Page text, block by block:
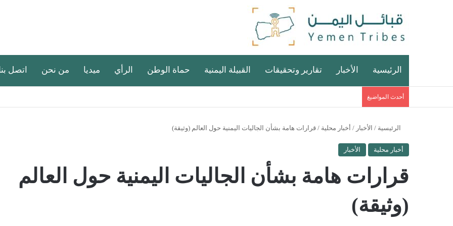
الرئيسية الأخبار تقارير وتحقيقات القبيلة اليمنية حماة الوطن الرأي ميديا من نحن اتصل
أحدث المواضيغ
الرئيسية / الأخبار / أخبار محلية / قرارات هامة بشأن الجاليات اليمنية حول العالم (وثيقة)
أخبار محلية الأخبار
قرارات هامة بشأن الجاليات اليمنية حول العالم
(وثيقة)